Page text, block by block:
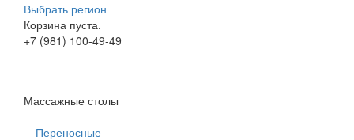
Выбрать регион
Корзина пуста.
+7 (981) 100-49-49
Массажные столы
Переносные